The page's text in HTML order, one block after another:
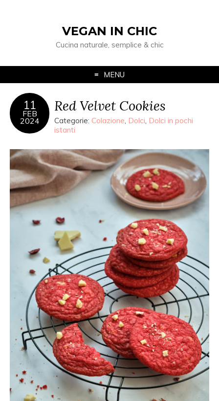
VEGAN IN CHIC
Cucina naturale, semplice & chic
MENU
11
FEB
2024
Red Velvet Cookies
Categorie: Colazione, Dolci, Dolci in pochi
istanti